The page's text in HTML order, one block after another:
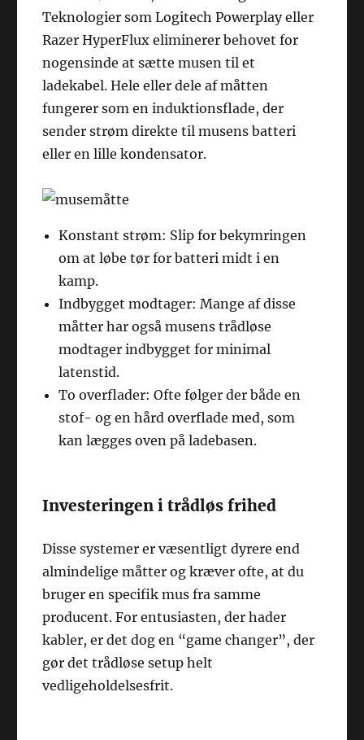
Teknologier som Logitech Powerplay eller
Razer HyperFlux eliminerer behovet for
nogensinde at sætte musen til et
ladekabel. Hele eller dele af måtten
fungerer som en induktionsflade, der
sender strøm direkte til musens batteri
eller en lille kondensator.
Konstant strøm: Slip for bekymringen
om at løbe tør for batteri midt i en
kamp.
Indbygget modtager: Mange af disse
måtter har også musens trådløse
modtager indbygget for minimal
latenstid.
To overflader: Ofte følger der både en
stof- og en hård overflade med, som
kan lægges oven på ladebasen.
Investeringen i trådløs frihed
Disse systemer er væsentligt dyrere end
almindelige måtter og kræver ofte, at du
bruger en specifik mus fra samme
producent. For entusiasten, der hader
kabler, er det dog en “game changer”, der
gør det trådløse setup helt
vedligeholdelsesfrit.